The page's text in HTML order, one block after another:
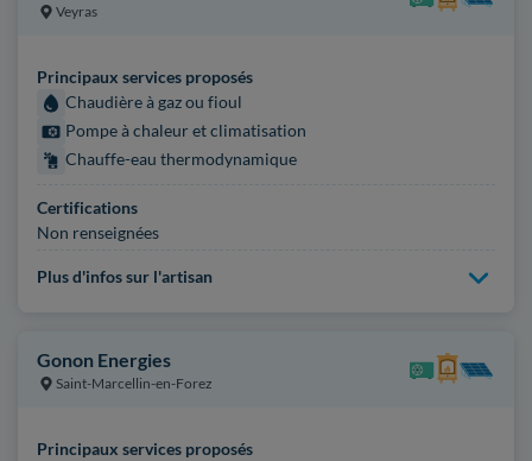
Veyras
Principaux services proposés
Chaudière à gaz ou fioul
Pompe à chaleur et climatisation
Chauffe-eau thermodynamique
Certifications
Non renseignées
Plus d'infos sur l'artisan
Gonon Energies
Saint-Marcellin-en-Forez
Principaux services proposés